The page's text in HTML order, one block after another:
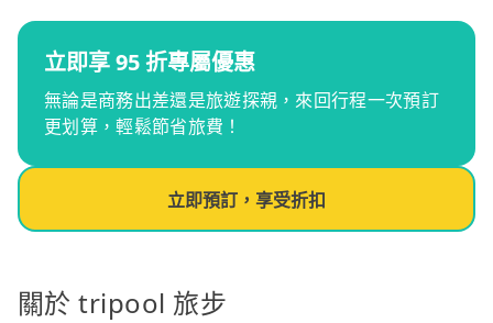
立即享 95 折專屬優惠
無論是商務出差還是旅遊探親，來回行程一次預訂
更划算，輕鬆節省旅費！
立即預訂，享受折扣
關於 tripool 旅步